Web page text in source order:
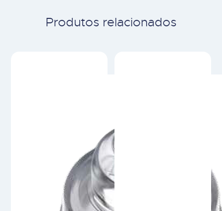
Produtos relacionados